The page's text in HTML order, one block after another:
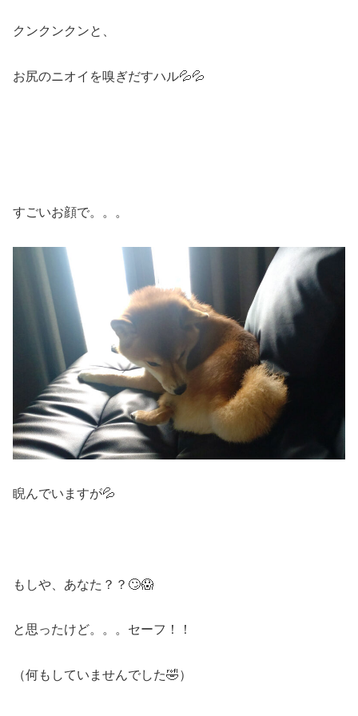
クンクンクンと、
お尻のニオイを嗅ぎだすハル💦💦
すごいお顔で。。。
睨んでいますが💦
もしや、あなた？？🙄😱
と思ったけど。。。セーフ！！
（何もしていませんでした🤣）